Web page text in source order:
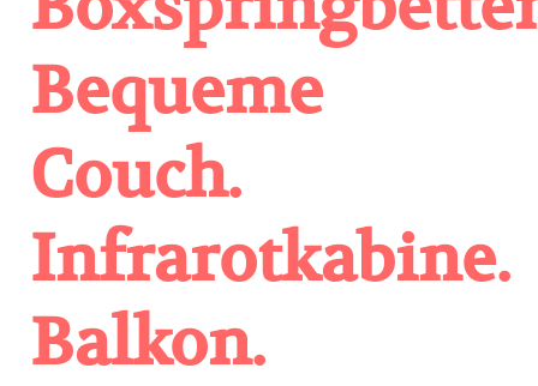
Bequeme
Couch.
Infrarotkabine.
Balkon.